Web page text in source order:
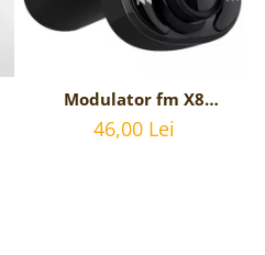
Modulator fm X8
bluetooth 5.0 cu
handsfree, modulator
46,00 Lei